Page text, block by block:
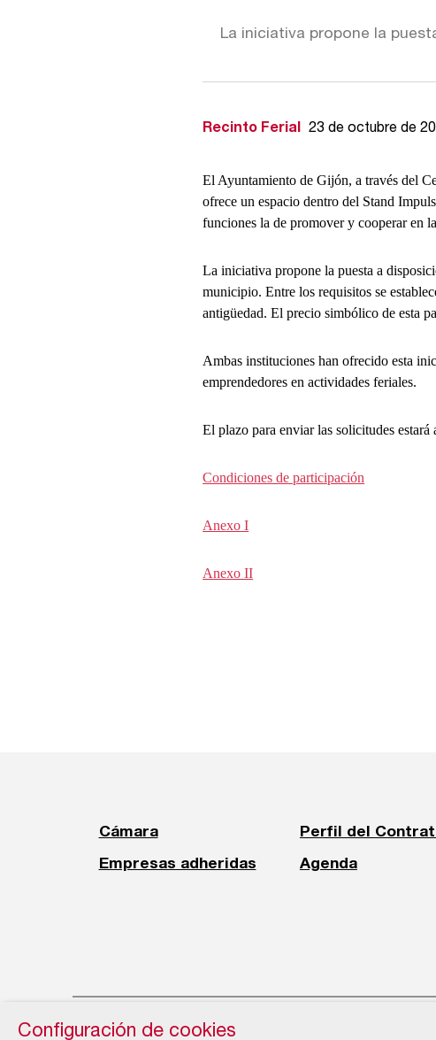
La iniciativa propone la
Recinto Ferial 23 de octubre de
El Ayuntamiento de Gijón, a través del
ofrece un espacio dentro del Stand
funciones la de promover y cooperar en
La iniciativa propone la puesta a
municipio. Entre los requisitos se
antigüedad. El precio simbólico de esta
Ambas instituciones han ofrecido esta
emprendedores en actividades feriales.
El plazo para enviar las solicitudes
Condiciones de participación
Anexo I
Anexo II
Cámara Perfil del
Empresas adheridas Agenda
Configuración de cookies